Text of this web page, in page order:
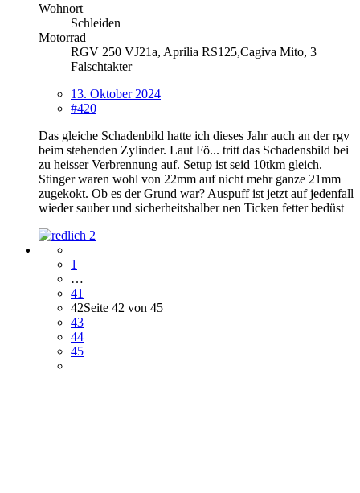
Wohnort
Schleiden
Motorrad
RGV 250 VJ21a, Aprilia RS125,Cagiva Mito, 3
Falschtakter
13. Oktober 2024
#420
Das gleiche Schadenbild hatte ich dieses Jahr auch an der rgv
beim stehenden Zylinder. Laut Fö... tritt das Schadensbild bei
zu heisser Verbrennung auf. Setup ist seid 10tkm gleich.
Stinger waren wohl von 22mm auf nicht mehr ganze 21mm
zugekokt. Ob es der Grund war? Auspuff ist jetzt auf jedenfall
wieder sauber und sicherheitshalber nen Ticken fetter bedüst
2
1
…
41
42Seite 42 von 45
43
44
45